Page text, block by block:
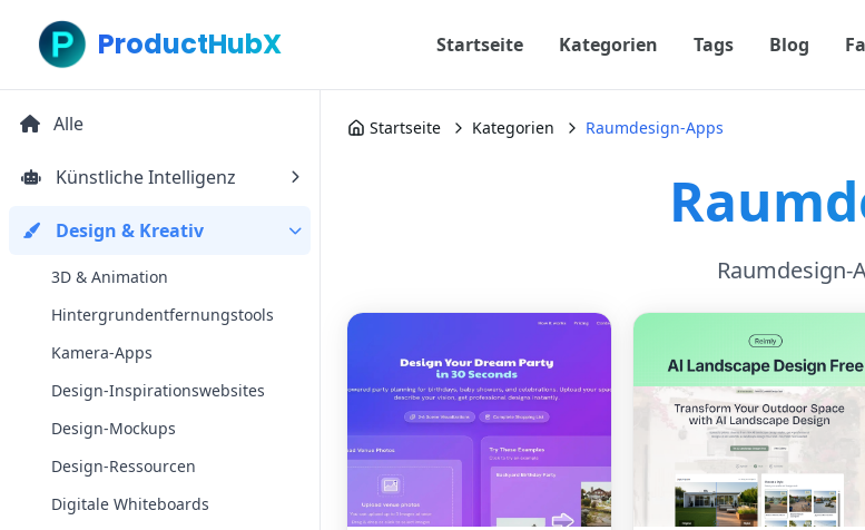
ProductHubX Startseite Kategorien Tags Blog
Alle
Künstliche Intelligenz
Design & Kreativ
3D & Animation
Hintergrundentfernungstools
Kamera-Apps
Design-Inspirationswebsites
Design-Mockups
Design-Ressourcen
Digitale Whiteboards
Startseite Kategorien Raumdesign-Apps
Raumdesign-